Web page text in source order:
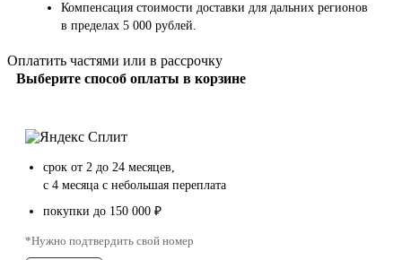
Компенсация стоимости доставки для дальних регионов
в пределах 5 000 рублей.
Оплатить частями или в рассрочку
Выберите способ оплаты в корзине
срок от 2 до 24 месяцев,
с 4 месяца с небольшая переплата
покупки до 150 000 ₽
*Нужно подтвердить свой номер